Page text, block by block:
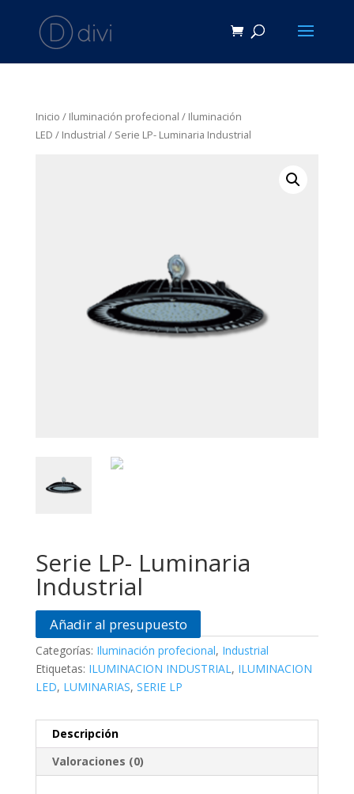
Inicio / Iluminación profecional / Iluminación
LED / Industrial / Serie LP- Luminaria Industrial
Serie LP- Luminaria
Industrial
Añadir al presupuesto
Categorías: Iluminación profecional, Industrial
Etiquetas: ILUMINACION INDUSTRIAL , ILUMINACION
LED, LUMINARIAS, SERIE LP
Descripción
Valoraciones (0)